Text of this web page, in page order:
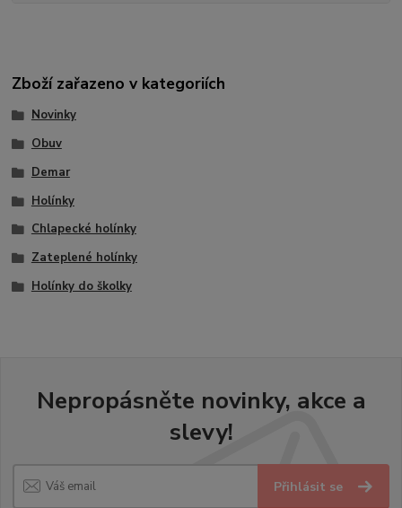
Zboží zařazeno v kategoriích
Novinky
Obuv
Demar
Holínky
Chlapecké holínky
Zateplené holínky
Holínky do školky
Nepropásněte novinky, akce a
slevy!
Přihlásit se